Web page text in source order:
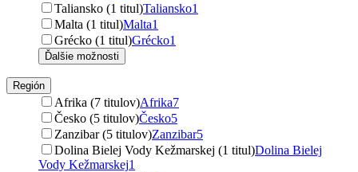
Taliansko (1 titul)Taliansko1
Malta (1 titul)Malta1
Grécko (1 titul)Grécko1
Ďalšie možnosti
Región
Afrika (7 titulov)Afrika7
Česko (5 titulov)Česko5
Zanzibar (5 titulov)Zanzibar5
Dolina Bielej Vody Kežmarskej (1 titul)Dolina Bielej
Vody Kežmarskej1